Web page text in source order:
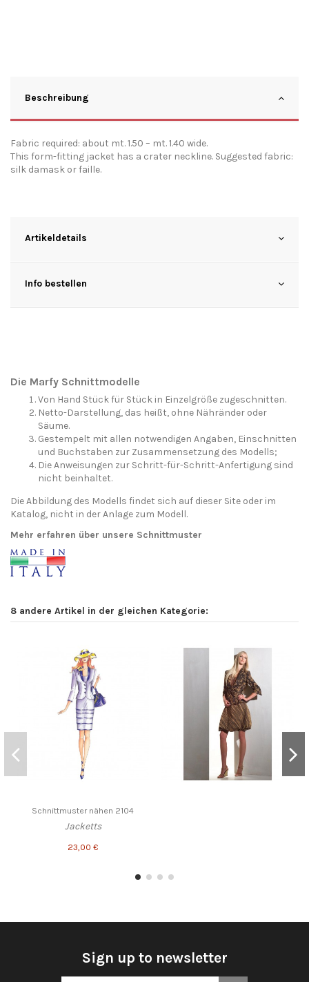
Beschreibung
Fabric required: about mt. 1.50 – mt. 1.40 wide.
This form-fitting jacket has a crater neckline. Suggested fabric:
silk damask or faille.
Artikeldetails
Info bestellen
Die Marfy Schnittmodelle
Von Hand Stück für Stück in Einzelgröße zugeschnitten.
Netto-Darstellung, das heißt, ohne Nähränder oder
Säume.
Gestempelt mit allen notwendigen Angaben, Einschnitten
und Buchstaben zur Zusammensetzung des Modells;
Die Anweisungen zur Schritt-für-Schritt-Anfertigung sind
nicht beinhaltet.
Die Abbildung des Modells findet sich auf dieser Site oder im
Katalog, nicht in der Anlage zum Modell.
Mehr erfahren über unsere Schnittmuster
8 andere Artikel in der gleichen Kategorie:
Schnittmuster nähen 2104
Jacketts
23,00 €
Sign up to newsletter